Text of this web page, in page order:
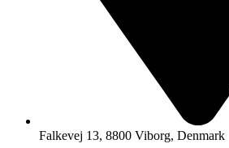
Falkevej 13, 8800 Viborg, Denmark